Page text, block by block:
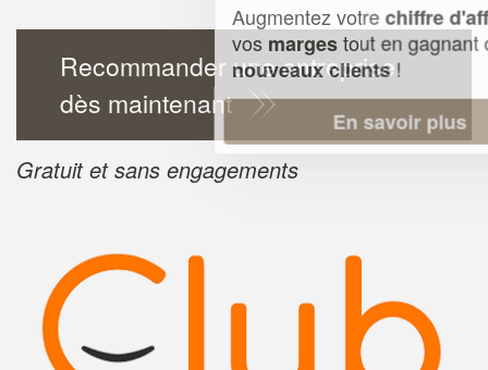
Recommander une entreprise
dès maintenant
Gratuit et sans engagements
Augmentez votrechiffre d'affaireset
margestout en gagnant de
nouveaux clients!
En savoir plus